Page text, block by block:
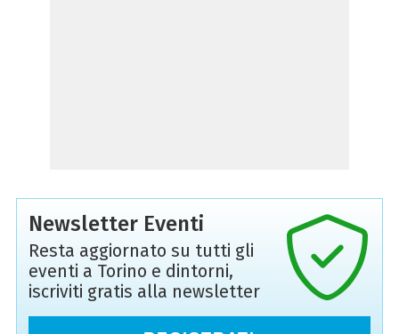
Newsletter Eventi
Resta aggiornato su tutti gli
eventi a Torino e dintorni,
iscriviti gratis alla newsletter